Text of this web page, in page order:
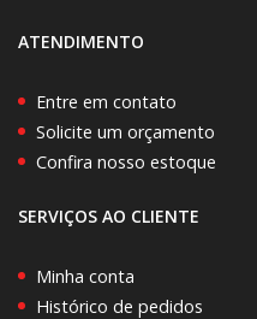
ATENDIMENTO
Entre em contato
Solicite um orçamento
Confira nosso estoque
SERVIÇOS AO CLIENTE
Minha conta
Histórico de pedidos